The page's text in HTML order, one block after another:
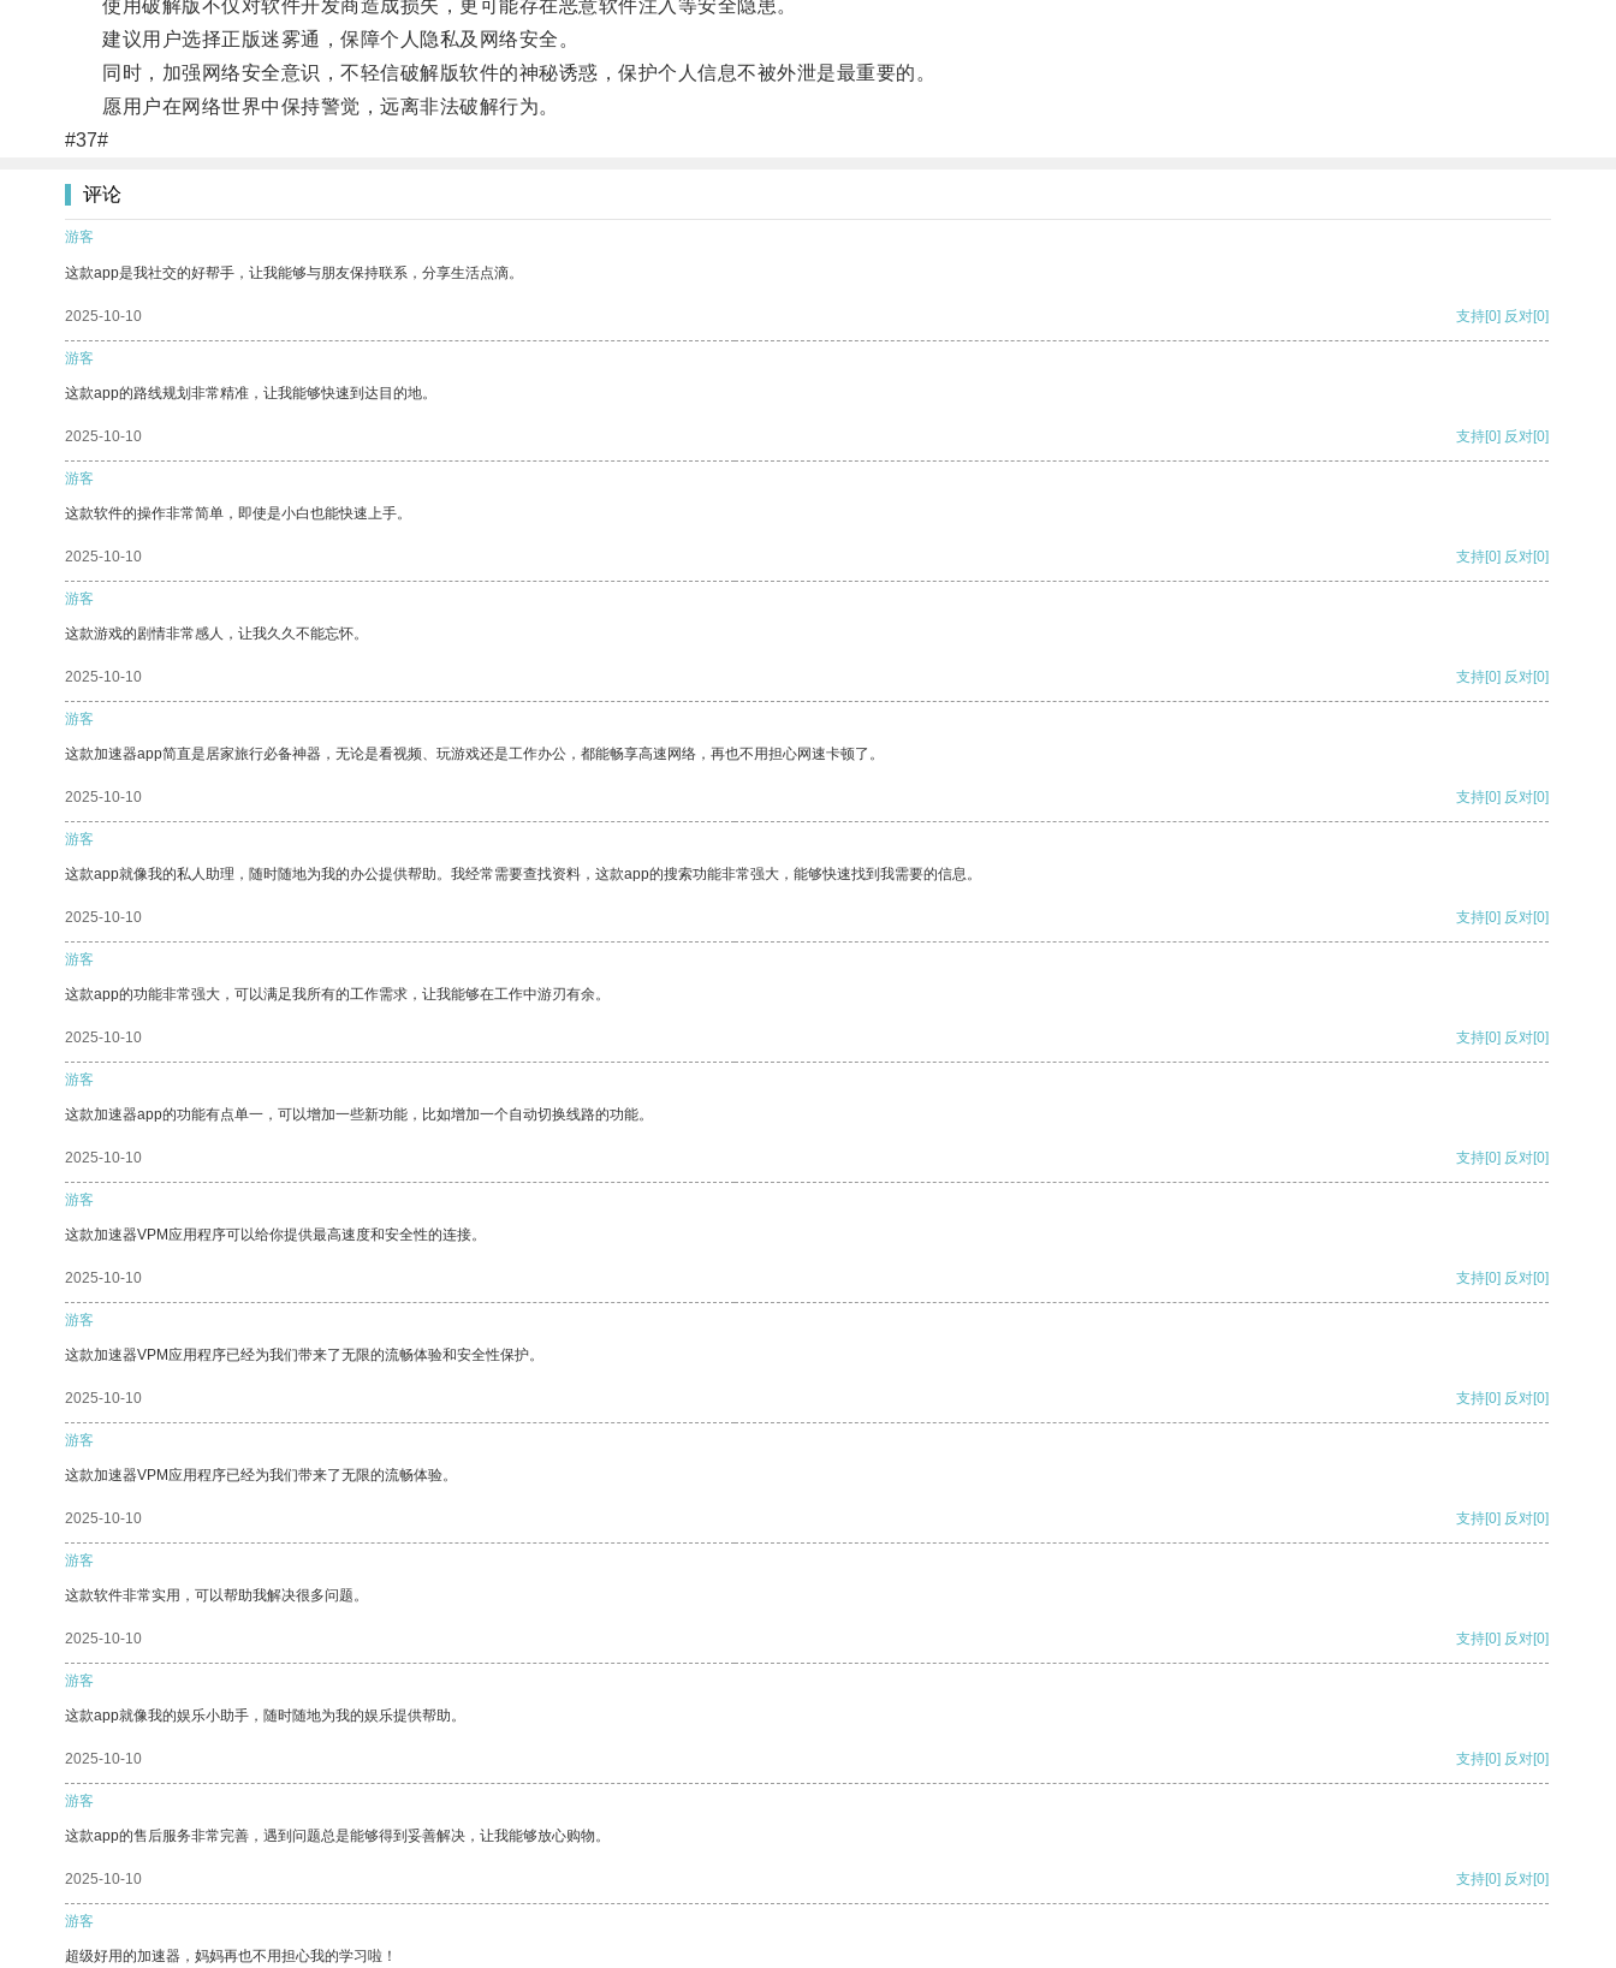
使用破解版不仅对软件开发商造成损失，更可能存在恶意软件注入等安全隐患。
建议用户选择正版迷雾通，保障个人隐私及网络安全。
同时，加强网络安全意识，不轻信破解版软件的神秘诱惑，保护个人信息不被外泄是最重要的。
愿用户在网络世界中保持警觉，远离非法破解行为。
#37#
评论
游客
这款app是我社交的好帮手，让我能够与朋友保持联系，分享生活点滴。
2025-10-10 支持[0] 反对[0]
游客
这款app的路线规划非常精准，让我能够快速到达目的地。
2025-10-10 支持[0] 反对[0]
游客
这款软件的操作非常简单，即使是小白也能快速上手。
2025-10-10 支持[0] 反对[0]
游客
这款游戏的剧情非常感人，让我久久不能忘怀。
2025-10-10 支持[0] 反对[0]
游客
这款加速器app简直是居家旅行必备神器，无论是看视频、玩游戏还是工作办公，都能畅享高速网络，再也不用担心网速卡顿了。
2025-10-10 支持[0] 反对[0]
游客
这款app就像我的私人助理，随时随地为我的办公提供帮助。我经常需要查找资料，这款app的搜索功能非常强大，能够快速找到我需要的信息。
2025-10-10 支持[0] 反对[0]
游客
这款app的功能非常强大，可以满足我所有的工作需求，让我能够在工作中游刃有余。
2025-10-10 支持[0] 反对[0]
游客
这款加速器app的功能有点单一，可以增加一些新功能，比如增加一个自动切换线路的功能。
2025-10-10 支持[0] 反对[0]
游客
这款加速器VPM应用程序可以给你提供最高速度和安全性的连接。
2025-10-10 支持[0] 反对[0]
游客
这款加速器VPM应用程序已经为我们带来了无限的流畅体验和安全性保护。
2025-10-10 支持[0] 反对[0]
游客
这款加速器VPM应用程序已经为我们带来了无限的流畅体验。
2025-10-10 支持[0] 反对[0]
游客
这款软件非常实用，可以帮助我解决很多问题。
2025-10-10 支持[0] 反对[0]
游客
这款app就像我的娱乐小助手，随时随地为我的娱乐提供帮助。
2025-10-10 支持[0] 反对[0]
游客
这款app的售后服务非常完善，遇到问题总是能够得到妥善解决，让我能够放心购物。
2025-10-10 支持[0] 反对[0]
游客
超级好用的加速器，妈妈再也不用担心我的学习啦！